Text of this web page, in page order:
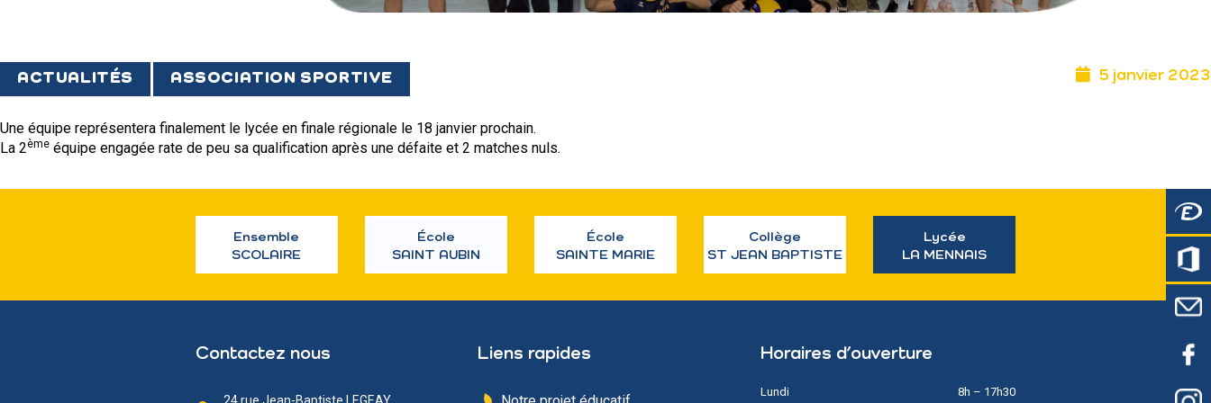
TARIF LYCÉE
ESPACE RÉSERVÉ
S’INSCRIRE
ACTUALITÉS ASSOCIATION SPORTIVE 5 janvier 2023
Une équipe représentera finalement le lycée en finale régionale le 18 janvier prochain.
La 2ème équipe engagée rate de peu sa qualification après une défaite et 2 matches nuls.
Ensemble
SCOLAIRE
École
SAINT AUBIN
École
SAINTE MARIE
Collège
ST JEAN BAPTISTE
Lycée
LA MENNAIS
Contactez nous Liens rapides Horaires d’ouverture
Lundi 8h – 17h30